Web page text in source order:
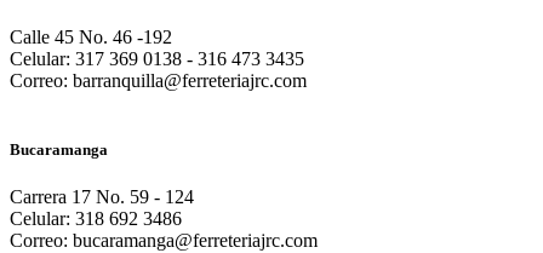
Calle 45 No. 46 -192
Celular: 317 369 0138 - 316 473 3435
Correo: barranquilla@ferreteriajrc.com
Bucaramanga
Carrera 17 No. 59 - 124
Celular: 318 692 3486
Correo: bucaramanga@ferreteriajrc.com